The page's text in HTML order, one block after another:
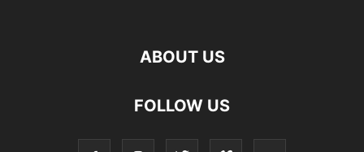
ABOUT US
FOLLOW US